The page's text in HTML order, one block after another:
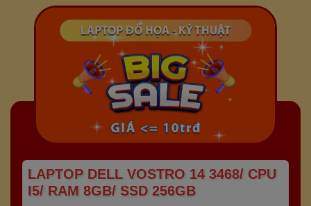
LAPTOP DELL VOSTRO 14 3468/ CPU
I5/ RAM 8GB/ SSD 256GB